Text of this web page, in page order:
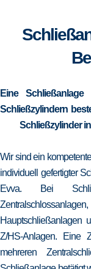
Eine
Schließzylindern
Schließzylinder
Wir sind ein
individuell gefertigter
Evva. Bei
Hauptschließanlagen
Z/HS-Anlagen. Eine
mehreren